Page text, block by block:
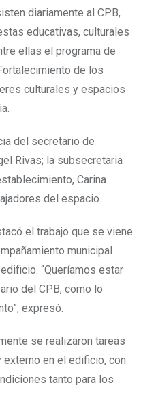
diariamente al CPB,
educativas, culturales
ellas el programa de
de los
culturales y espacios
del secretario de
Rivas; la subsecretaria
Carina
del espacio.
el trabajo que se viene
municipal
“Queríamos estar
del CPB, como lo
expresó.
se realizaron tareas
en el edificio, con
tanto para los